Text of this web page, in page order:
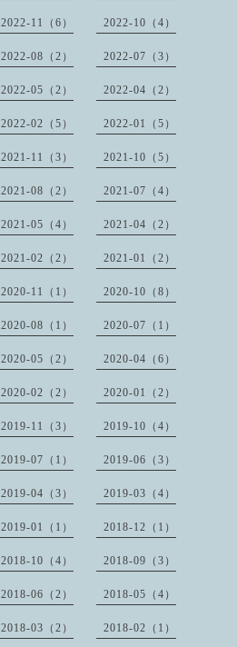
2022-11（6） 2022-10（4）
2022-08（2） 2022-07（3）
2022-05（2） 2022-04（2）
2022-02（5） 2022-01（5）
2021-11（3） 2021-10（5）
2021-08（2） 2021-07（4）
2021-05（4） 2021-04（2）
2021-02（2） 2021-01（2）
2020-11（1） 2020-10（8）
2020-08（1） 2020-07（1）
2020-05（2） 2020-04（6）
2020-02（2） 2020-01（2）
2019-11（3） 2019-10（4）
2019-07（1） 2019-06（3）
2019-04（3） 2019-03（4）
2019-01（1） 2018-12（1）
2018-10（4） 2018-09（3）
2018-06（2） 2018-05（4）
2018-03（2） 2018-02（1）